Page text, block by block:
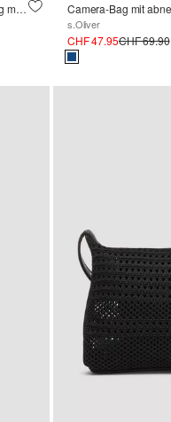
Elegante Clutch mit Kettenriemen und Überschlag mit Magnetknopf
s.Oliver
CHF 47.95CHF 69.90